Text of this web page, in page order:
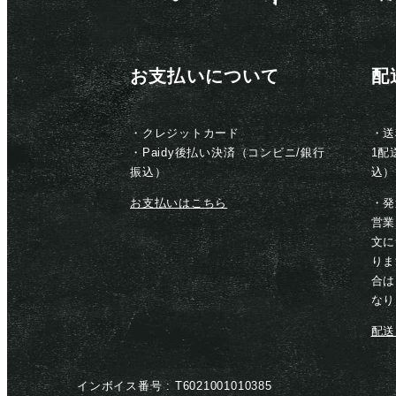
お支払いについて
・クレジットカード
・Paidy後払い決済（コンビニ/銀行
振込）
お支払いはこちら
配
・
1配
込）
・
営
文
り
合
な
配
インボイス番号 : T6021001010385